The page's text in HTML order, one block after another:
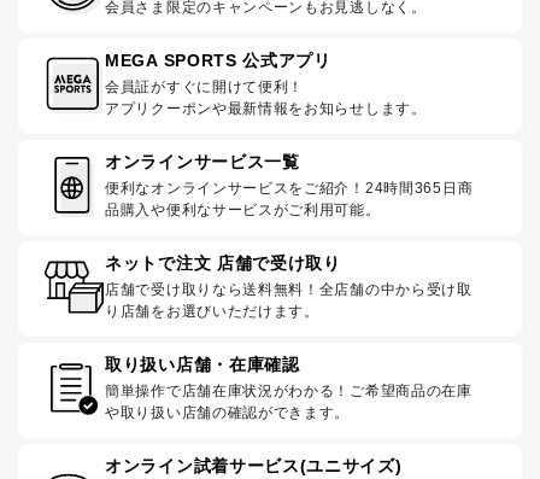
会員さま限定のキャンペーンもお見逃しなく。
MEGA SPORTS 公式アプリ
会員証がすぐに開けて便利！
アプリクーポンや最新情報をお知らせします。
オンラインサービス一覧
便利なオンラインサービスをご紹介！24時間365日商
品購入や便利なサービスがご利用可能。
ネットで注文 店舗で受け取り
店舗で受け取りなら送料無料！全店舗の中から受け取
り店舗をお選びいただけます。
取り扱い店舗・在庫確認
簡単操作で店舗在庫状況がわかる！ご希望商品の在庫
や取り扱い店舗の確認ができます。
オンライン試着サービス(ユニサイズ)